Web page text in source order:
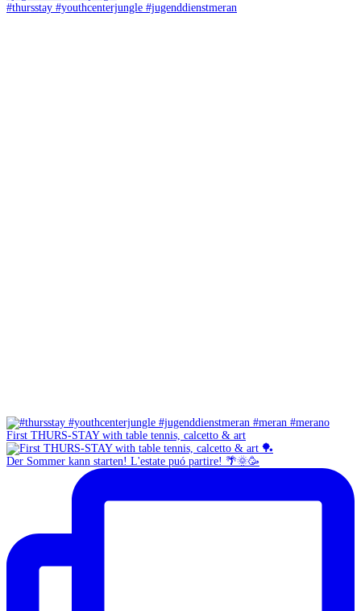
#thursstay #youthcenterjungle #jugenddienstmeran
First THURS-STAY with table tennis, calcetto & art
Der Sommer kann starten! L'estate puó partire! 🌴🌞🥳